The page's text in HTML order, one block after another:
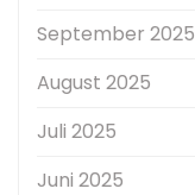
September 2025
August 2025
Juli 2025
Juni 2025